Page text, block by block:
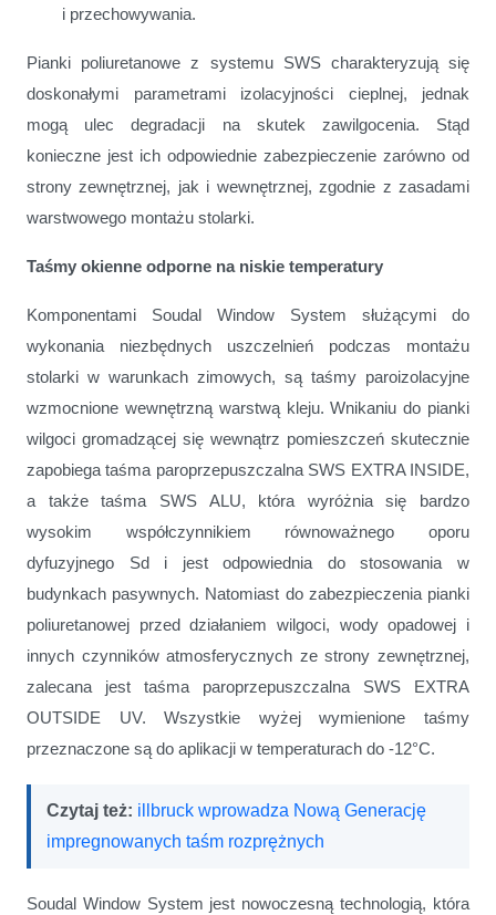
i przechowywania.
Pianki poliuretanowe z systemu SWS charakteryzują się
doskonałymi parametrami izolacyjności cieplnej, jednak
mogą ulec degradacji na skutek zawilgocenia. Stąd
konieczne jest ich odpowiednie zabezpieczenie zarówno od
strony zewnętrznej, jak i wewnętrznej, zgodnie z zasadami
warstwowego montażu stolarki.
Taśmy okienne odporne na niskie temperatury
Komponentami Soudal Window System służącymi do
wykonania niezbędnych uszczelnień podczas montażu
stolarki w warunkach zimowych, są taśmy paroizolacyjne
wzmocnione wewnętrzną warstwą kleju. Wnikaniu do pianki
wilgoci gromadzącej się wewnątrz pomieszczeń skutecznie
zapobiega taśma paroprzepuszczalna SWS EXTRA INSIDE,
a także taśma SWS ALU, która wyróżnia się bardzo
wysokim współczynnikiem równoważnego oporu
dyfuzyjnego Sd i jest odpowiednia do stosowania w
budynkach pasywnych. Natomiast do zabezpieczenia pianki
poliuretanowej przed działaniem wilgoci, wody opadowej i
innych czynników atmosferycznych ze strony zewnętrznej,
zalecana jest taśma paroprzepuszczalna SWS EXTRA
OUTSIDE UV.
Wszystkie wyżej wymienione taśmy
przeznaczone są do aplikacji w temperaturach do -12°C.
Czytaj też: illbruck wprowadza Nową Generację
impregnowanych taśm rozprężnych
Soudal Window System jest nowoczesną technologią, która